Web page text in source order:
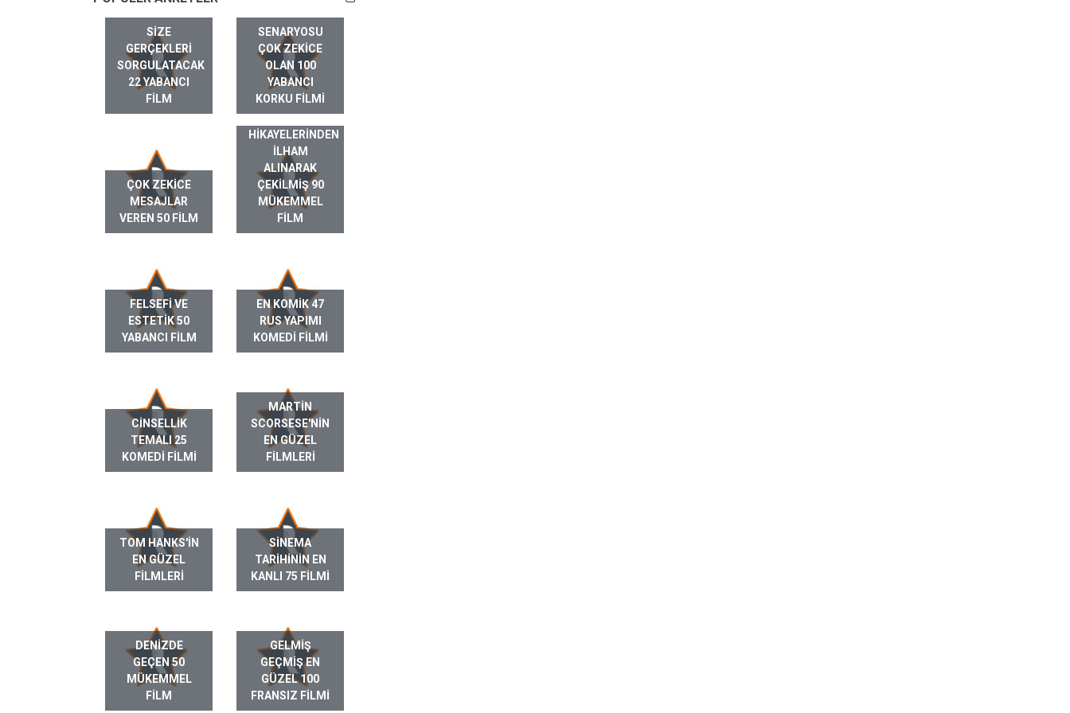
SIZE
GERÇEKLERI
SORGULATACAK
22 YABANCI
FILM
SENARYOSU
ÇOK ZEKICE
OLAN 100
YABANCI
KORKU FILMI
ÇOK ZEKICE
MESAJLAR
VEREN 50 FILM
GERÇEK HAYAT
HIKAYELERINDEN
ILHAM
ALINARAK
ÇEKILMIŞ 90
MÜKEMMEL
FILM
FELSEFI VE
ESTETIK 50
YABANCI FILM
EN KOMIK 47
RUS YAPIMI
KOMEDI FILMI
CINSELLIK
TEMALI 25
KOMEDI FILMI
MARTIN
SCORSESE'NIN
EN GÜZEL
FILMLERI
TOM HANKS'IN
EN GÜZEL
FILMLERI
SINEMA
TARIHININ EN
KANLI 75 FILMI
DENIZDE
GEÇEN 50
MÜKEMMEL
FILM
GELMIŞ
GEÇMIŞ EN
GÜZEL 100
FRANSIZ FILMI